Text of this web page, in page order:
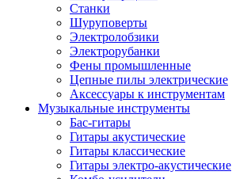
Станки
Шуруповерты
Электролобзики
Электрорубанки
Фены промышленные
Цепные пилы электрические
Аксессуары к инструментам
Музыкальные инструменты
Бас-гитары
Гитары акустические
Гитары классические
Гитары электро-акустические